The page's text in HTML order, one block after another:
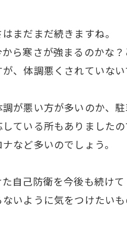
まだまだ続きますね。
ら寒さが強まるのかな？
、体調悪くされていない
が悪い方が多いのか、
ている所もありましたの
など多いのでしょう。
自己防衛を今後も続けて
いように気をつけたいも